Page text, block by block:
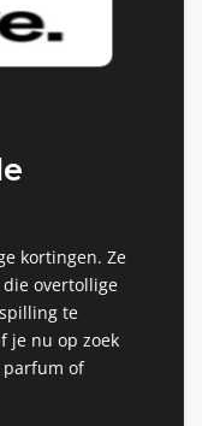
kortingen. Ze
overtollige
te
je nu op zoek
parfum of